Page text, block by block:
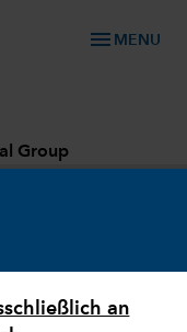
an
menu MENU
Group